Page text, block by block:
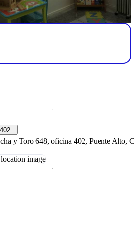
y Toro 648, oficina 402, Puente Alto,